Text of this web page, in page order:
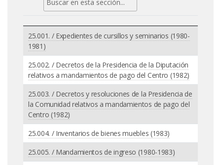
25.001. / Expedientes de cursillos y seminarios (1980-
1981)
25.002. / Decretos de la Presidencia de la Diputación
relativos a mandamientos de pago del Centro (1982)
25.003. / Decretos y resoluciones de la Presidencia de
la Comunidad relativos a mandamientos de pago del
Centro (1982)
25.004. / Inventarios de bienes muebles (1983)
25.005. / Mandamientos de ingreso (1980-1983)